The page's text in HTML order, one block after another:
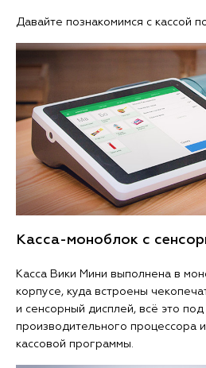
Давайте познакомимся с кассой
Касса-моноблок с
Касса Вики Мини выполнена в
корпусе, куда встроены
и сенсорный дисплей, всё это
производительного процессора
кассовой программы.